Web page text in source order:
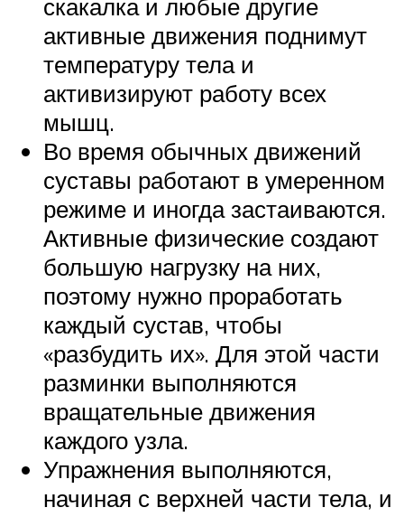
скакалка и любые другие
активные движения поднимут
температуру тела и
активизируют работу всех
мышц.
Во время обычных движений
суставы работают в умеренном
режиме и иногда застаиваются.
Активные физические создают
большую нагрузку на них,
поэтому нужно проработать
каждый сустав, чтобы
«разбудить их». Для этой части
разминки выполняются
вращательные движения
каждого узла.
Упражнения выполняются,
начиная с верхней части тела, и